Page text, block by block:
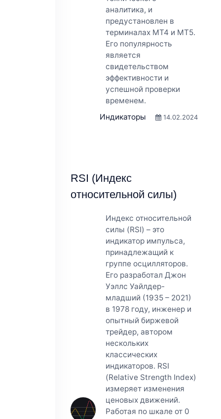
аналитика, и
предустановлен в
терминалах МТ4 и МТ5.
Его популярность
является
свидетельством
эффективности и
успешной проверки
временем.
Индикаторы
14.02.2024
RSI (Индекс
относительной силы)
Индекс относительной
силы (RSI) – это
индикатор импульса,
принадлежащий к
группе осцилляторов.
Его разработал Джон
Уэллс Уайлдер-
младший (1935 – 2021)
в 1978 году, инженер и
опытный биржевой
трейдер, автором
нескольких
классических
индикаторов. RSI
(Relative Strength Index)
измеряет изменения
ценовых движений.
Работая по шкале от 0